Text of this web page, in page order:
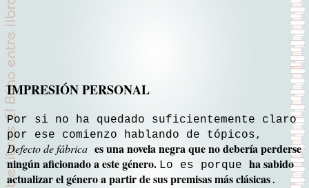
IMPRESIÓN PERSONAL
Por si no ha quedado suficientemente claro
por ese comienzo hablando de tópicos,
Defecto de fábrica es una novela negra que no debería perderse
ningún aficionado a este género. Lo es porque ha sabido
actualizar el género a partir de sus premisas más clásicas.